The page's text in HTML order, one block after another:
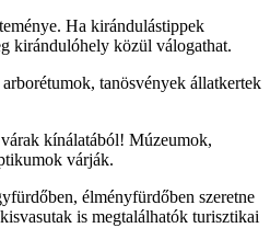
Ha kirándulástippek
kirándulóhely közül válogathat.
tanösvények állatkertek
kínálatából! Múzeumok,
várják.
élményfürdőben szeretne
is megtalálhatók turisztikai